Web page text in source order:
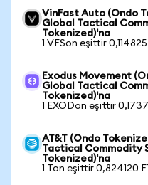
VinFast Auto (Ondo
Global Tactical
Tokenized)'na
1 VFSon eşittir
Exodus Movement
Global Tactical
Tokenized)'na
1 EXODon eşittir
AT&T (Ondo
Tactical Commodity
Tokenized)'na
1 Ton eşittir 0,824120